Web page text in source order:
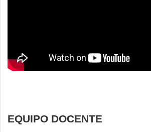
EQUIPO DOCENTE